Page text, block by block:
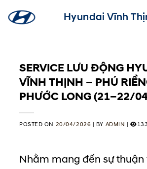
Hyundai Vĩnh
SERVICE LƯU ĐỘNG
VĨNH THỊNH – PHÚ
PHƯỚC LONG (21–22/
POSTED ON 20/04/2026 BY ADMIN | 133
Nhằm mang đến sự thuận